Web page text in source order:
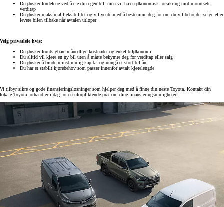
Du ønsker fordelene ved å eie din egen bil, men vil ha en økonomisk forsikring mot uforutsett
verditap
Du ønsker maksimal fleksibilitet og vil vente med å bestemme deg for om du vil beholde, selge eller
levere bilen tilbake når avtalen utløper
Velg privatleie hvis:
Du ønsker forutsigbare månedlige kostnader og enkel biløkonomi
Du alltid vil kjøre en ny bil uten å måtte bekymre deg for verditap eller salg
Du ønsker å binde minst mulig kapital og unngå et stort billån
Du har et stabilt kjørebehov som passer innenfor avtalt kjørelengde
Vi tilbyr sikre og gode finansieringsløsninger som hjelper deg med å finne din neste Toyota. Kontakt din
lokale Toyota-forhandler i dag for en uforpliktende prat om dine finansieringsmuligheter!